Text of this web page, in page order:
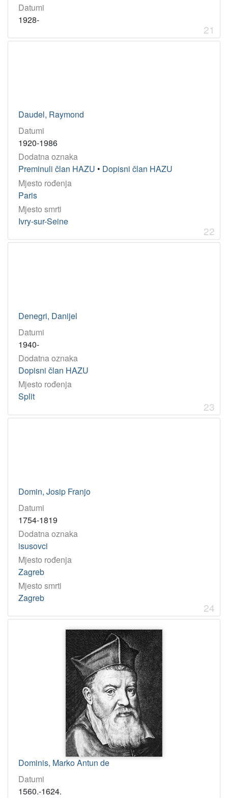
Datumi
1928-
21
Daudel, Raymond
Datumi
1920-1986
Dodatna oznaka
Preminuli član HAZU • Dopisni član HAZU
Mjesto rođenja
Paris
Mjesto smrti
Ivry-sur-Seine
22
Denegri, Danijel
Datumi
1940-
Dodatna oznaka
Dopisni član HAZU
Mjesto rođenja
Split
23
Domin, Josip Franjo
Datumi
1754-1819
Dodatna oznaka
isusovci
Mjesto rođenja
Zagreb
Mjesto smrti
Zagreb
24
Dominis, Marko Antun de
Datumi
1560.-1624.